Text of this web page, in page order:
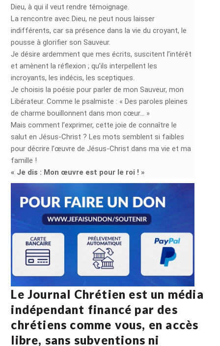
Dieu, à qui il veut rendre témoignage.
La rencontre avec Dieu, ne peut nous laisser
indifférents, car sa présence dans la vie du croyant, le
pousse à glorifier son Sauveur.
Je désire ardemment que mes écrits, suscitent l’intérêt
et amènent la réflexion ; qu’ils interpellent les
incroyants, les indécis, les sceptiques.
Je choisis la poésie pour parler de mon Sauveur, mon
Libérateur. Comme le psalmiste : « Des paroles pleines
de charme bouillonnent dans mon cœur… »
Mais comment l’exprimer, cette joie de connaître le
salut en Jésus-Christ ? Les mots semblent si faibles
pour décrire l’œuvre de Jésus-Christ dans ma vie et ma
famille !
« Je dis : Mon œuvre est pour le roi ! »
Le Journal Chrétien est un média
indépendant financé par des
chrétiens comme vous, en accès
libre, sans subventions ni